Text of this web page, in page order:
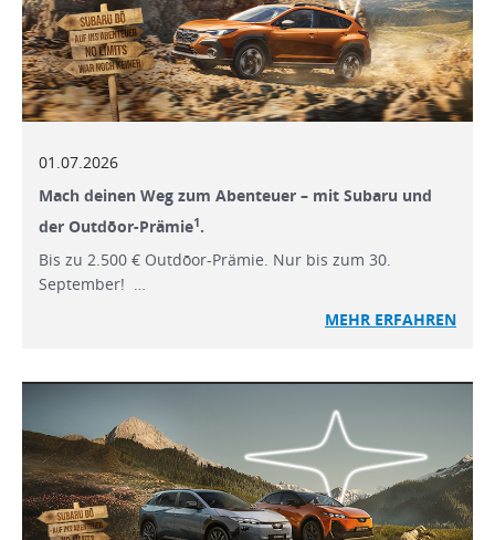
01.07.2026
Mach deinen Weg zum Abenteuer – mit Subaru und
der Outdōor-Prämie1.
Bis zu 2.500 € Outdōor-Prämie. Nur bis zum 30.
September! …
MEHR ERFAHREN